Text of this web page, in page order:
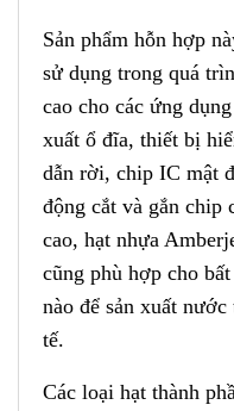
Sản phẩm hỗn hợp
sử dụng trong quá
cao cho các ứng
xuất ổ đĩa, thiết bị
dẫn rời, chip IC mật
động cắt và gắn chip
cao, hạt nhựa
cũng phù hợp cho
nào để sản xuất
tế.
Các loại hạt thành